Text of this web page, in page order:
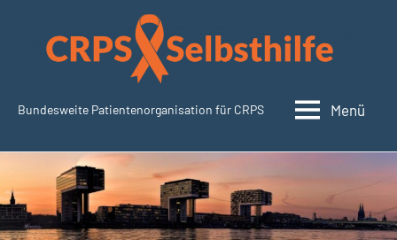
springen
CRPSSelbsthilfe.org
Bundesweite Patientenorganisation für CRPS Menü